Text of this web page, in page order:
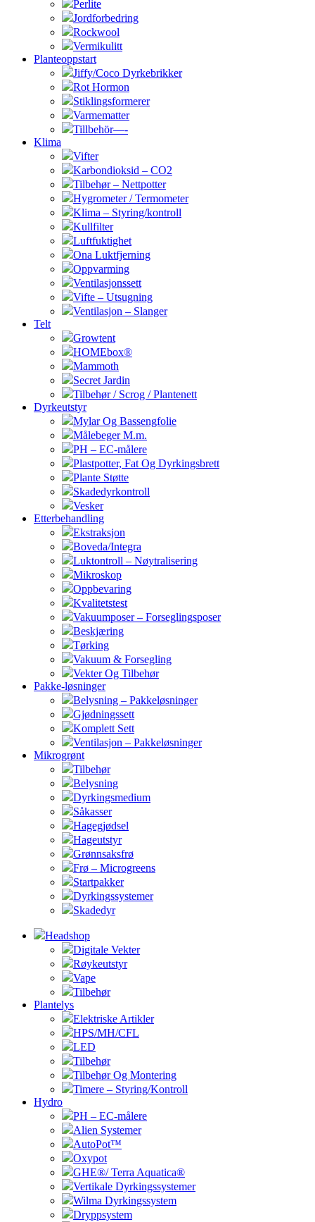
Perlite
Jordforbedring
Rockwool
Vermikulitt
Planteoppstart
Jiffy/Coco Dyrkebrikker
Rot Hormon
Stiklingsformerer
Varmematter
Tillbehör—-
Klima
Vifter
Karbondioksid – CO2
Tilbehør – Nettpotter
Hygrometer / Termometer
Klima – Styring/kontroll
Kullfilter
Luftfuktighet
Ona Luktfjerning
Oppvarming
Ventilasjonssett
Vifte – Utsugning
Ventilasjon – Slanger
Telt
Growtent
HOMEbox®
Mammoth
Secret Jardin
Tilbehør / Scrog / Plantenett
Dyrkeutstyr
Mylar Og Bassengfolie
Målebeger M.m.
PH – EC-målere
Plastpotter, Fat Og Dyrkingsbrett
Plante Støtte
Skadedyrkontroll
Vesker
Etterbehandling
Ekstraksjon
Boveda/Integra
Luktontroll – Nøytralisering
Mikroskop
Oppbevaring
Kvalitetstest
Vakuumposer – Forseglingsposer
Beskjæring
Tørking
Vakuum & Forsegling
Vekter Og Tilbehør
Pakke-løsninger
Belysning – Pakkeløsninger
Gjødningssett
Komplett Sett
Ventilasjon – Pakkeløsninger
Mikrogrønt
Tilbehør
Belysning
Dyrkingsmedium
Såkasser
Hagegjødsel
Hageutstyr
Grønnsaksfrø
Frø – Microgreens
Startpakker
Dyrkingssystemer
Skadedyr
Headshop
Digitale Vekter
Røykeutstyr
Vape
Tilbehør
Plantelys
Elektriske Artikler
HPS/MH/CFL
LED
Tilbehør
Tilbehør Og Montering
Timere – Styring/Kontroll
Hydro
PH – EC-målere
Alien Systemer
AutoPot™
Oxypot
GHE®/ Terra Aquatica®
Vertikale Dyrkingssystemer
Wilma Dyrkingssystem
Dryppsystem